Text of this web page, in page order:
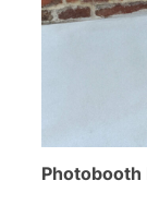
Photobooth